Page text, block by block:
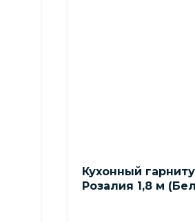
Кухонный
Розалия 1,8 м